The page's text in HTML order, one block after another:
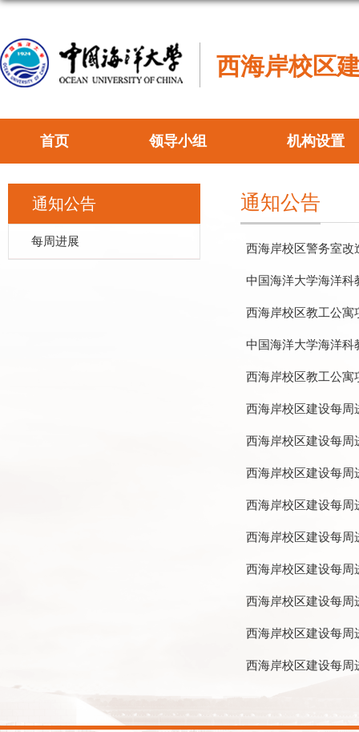
西海岸校区
首页 领导小组 机构设置
通知公告
每周进展
通知公告
西海岸校区警务室改
中国海洋大学海洋科
西海岸校区教工公寓
中国海洋大学海洋科
西海岸校区教工公寓
西海岸校区建设每
西海岸校区建设每
西海岸校区建设每
西海岸校区建设每
西海岸校区建设每
西海岸校区建设每
西海岸校区建设每
西海岸校区建设每
西海岸校区建设每